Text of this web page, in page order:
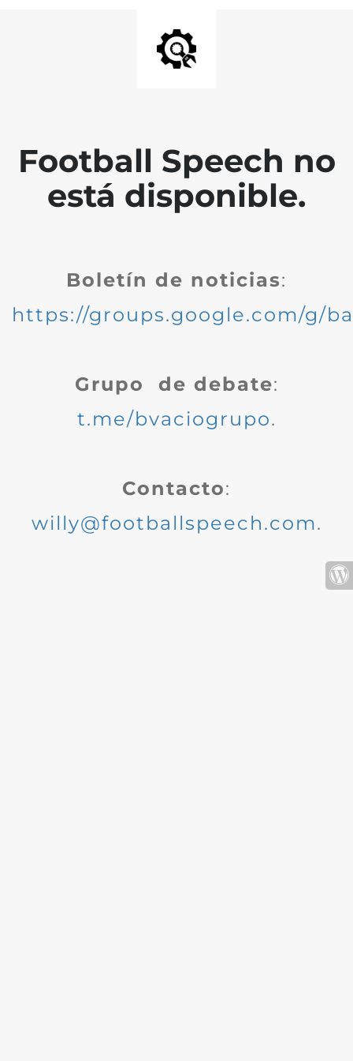
Football Speech no
está disponible.
Boletín de noticias:
https://groups.google.com/g/
Grupo de debate:
t.me/bvaciogrupo.
Contacto:
willy@footballspeech.com.